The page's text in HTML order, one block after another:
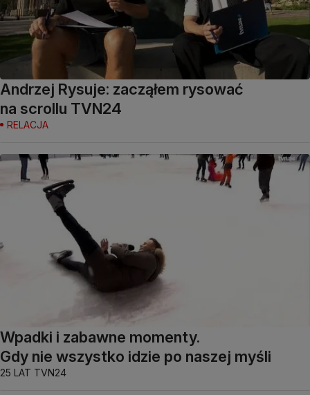
Andrzej Rysuje: zacząłem rysować
na scrollu TVN24
RELACJA
Wpadki i zabawne momenty.
Gdy nie wszystko idzie po naszej myśli
25 LAT TVN24